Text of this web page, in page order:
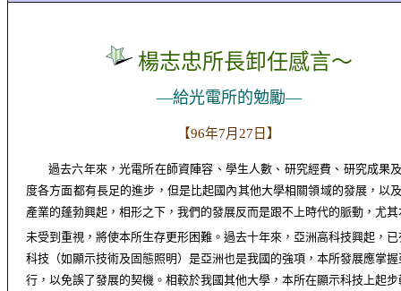
楊志忠所長卸任感言～
—給光電所的勉勵—
【96年7月 27 日 】
過去六年來，光電所在師資陣容、學生人數、研究經費、研究成果
度各方面都有長足的進步，但是比起國內其他大學相關領域的發展，以
產業的蓬勃興起，相形之下，我們的發展反而是跟不上時代的脈動，尤
未受到重視，將使本所生存更形困難。過去十年來，亞洲高科技興起，
科技（如顯示技術及固態照明）是亞洲也是我國的強項，本所發展應掌
行，以免誤了發展的契機。相較於我國其他大學，本所在顯示科技上起